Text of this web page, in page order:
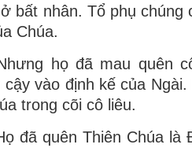
bất nhân. Tổ phụ chúng
Chúa.
họ đã mau quên
cậy vào định kế của
trong cõi cô liêu.
đã quên Thiên Chúa